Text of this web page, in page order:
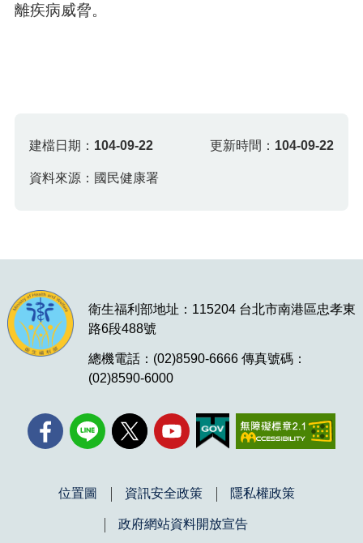
離疾病威脅。
建檔日期： 104-09-22 更新時間： 104-09-22
資料來源：國民健康署
衛生福利部地址：115204 台北市南港區忠孝東
路6段488號
總機電話：(02)8590-6666 傳真號碼：
(02)8590-6000
位置圖 資訊安全政策 隱私權政策
政府網站資料開放宣告